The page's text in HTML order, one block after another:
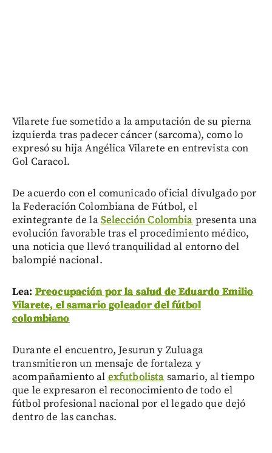
Vilarete fue sometido a la amputación de su pierna
izquierda tras padecer cáncer (sarcoma), como lo
expresó su hija Angélica Vilarete en entrevista con
Gol Caracol.
De acuerdo con el comunicado oficial divulgado por
la Federación Colombiana de Fútbol, el
exintegrante de laSelección Colombia presenta una
evolución favorable tras el procedimiento médico,
una noticia que llevó tranquilidad al entorno del
balompié nacional.
Lea: Preocupación por la salud de Eduardo Emilio
Vilarete, el samario goleador del fútbol
colombiano
Durante el encuentro, Jesurun y Zuluaga
transmitieron un mensaje de fortaleza y
acompañamiento al exfutbolista samario, al tiempo
que le expresaron el reconocimiento de todo el
fútbol profesional nacional por el legado que dejó
dentro de las canchas.